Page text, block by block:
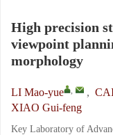
High precision
viewpoint
morphology
LI Mao-yue , ,
XIAO Gui-feng
Key Laboratory of